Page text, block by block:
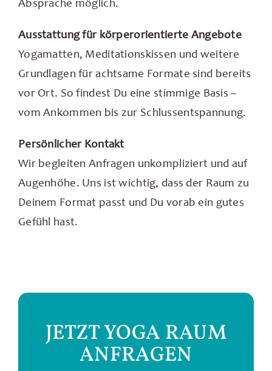
Absprache möglich.
Ausstattung für körperorientierte Angebote
Yogamatten, Meditationskissen und weitere
Grundlagen für achtsame Formate sind bereits
vor Ort. So findest Du eine stimmige Basis –
vom Ankommen bis zur Schlussentspannung.
Persönlicher Kontakt
Wir begleiten Anfragen unkompliziert und auf
Augenhöhe. Uns ist wichtig, dass der Raum zu
Deinem Format passt und Du vorab ein gutes
Gefühl hast.
JETZT YOGA RAUM
ANFRAGEN